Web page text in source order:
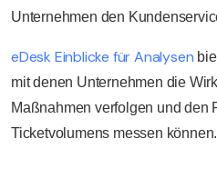
Unternehmen den
eDesk Einblicke für Analysen
mit denen Unternehmen die
Maßnahmen verfolgen und den
Ticketvolumens messen können.